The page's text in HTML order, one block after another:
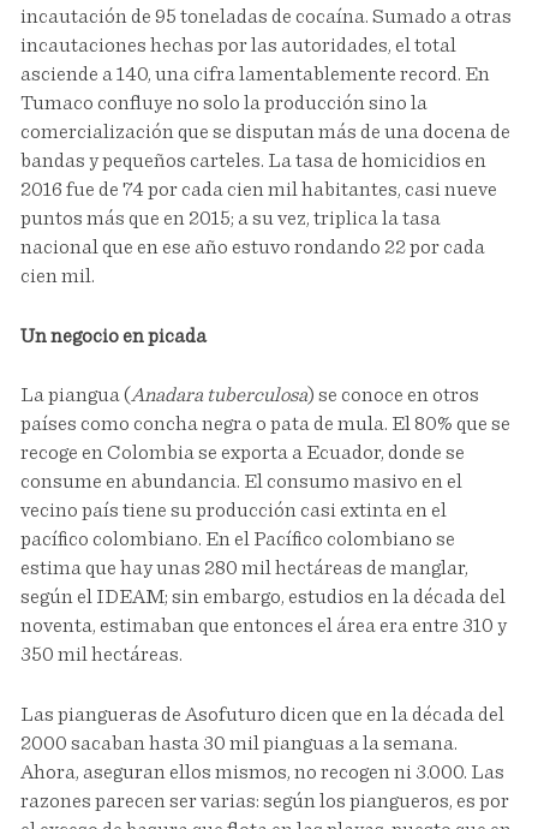
incautación de 95 toneladas de cocaína. Sumado a otras
incautaciones hechas por las autoridades, el total
asciende a 140, una cifra lamentablemente record. En
Tumaco confluye no solo la producción sino la
comercialización que se disputan más de una docena de
bandas y pequeños carteles. La tasa de homicidios en
2016 fue de 74 por cada cien mil habitantes, casi nueve
puntos más que en 2015; a su vez, triplica la tasa
nacional que en ese año estuvo rondando 22 por cada
cien mil.
Un negocio en picada
La piangua (Anadara tuberculosa) se conoce en otros
países como concha negra o pata de mula. El 80% que se
recoge en Colombia se exporta a Ecuador, donde se
consume en abundancia. El consumo masivo en el
vecino país tiene su producción casi extinta en el
pacífico colombiano. En el Pacífico colombiano se
estima que hay unas 280 mil hectáreas de manglar,
según el IDEAM; sin embargo, estudios en la década del
noventa, estimaban que entonces el área era entre 310 y
350 mil hectáreas.
Las piangueras de Asofuturo dicen que en la década del
2000 sacaban hasta 30 mil pianguas a la semana.
Ahora, aseguran ellos mismos, no recogen ni 3.000. Las
razones parecen ser varias: según los piangueros, es por